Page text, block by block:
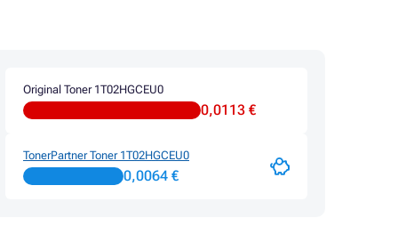
Original Toner 1T02HGCEU0
0,0113 €
TonerPartner Toner 1T02HGCEU0
0,0064 €